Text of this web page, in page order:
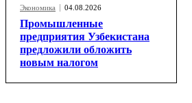
Экономика 04.08.2026
Промышленные
предприятия Узбекистана
предложили обложить
новым налогом